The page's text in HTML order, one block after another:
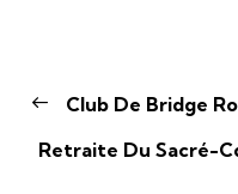
Club De Bridge
Retraite Du Sacré-